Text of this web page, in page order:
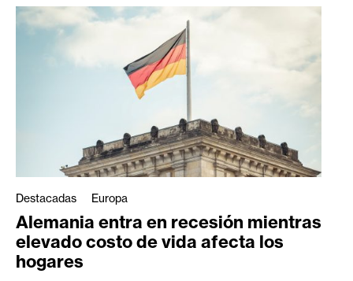
Destacadas Europa
Alemania entra en recesión mientras
elevado costo de vida afecta los
hogares